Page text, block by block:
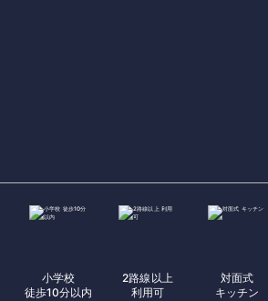
小学校
徒歩10分以内
2路線以上
利用可
対面式
キッチン